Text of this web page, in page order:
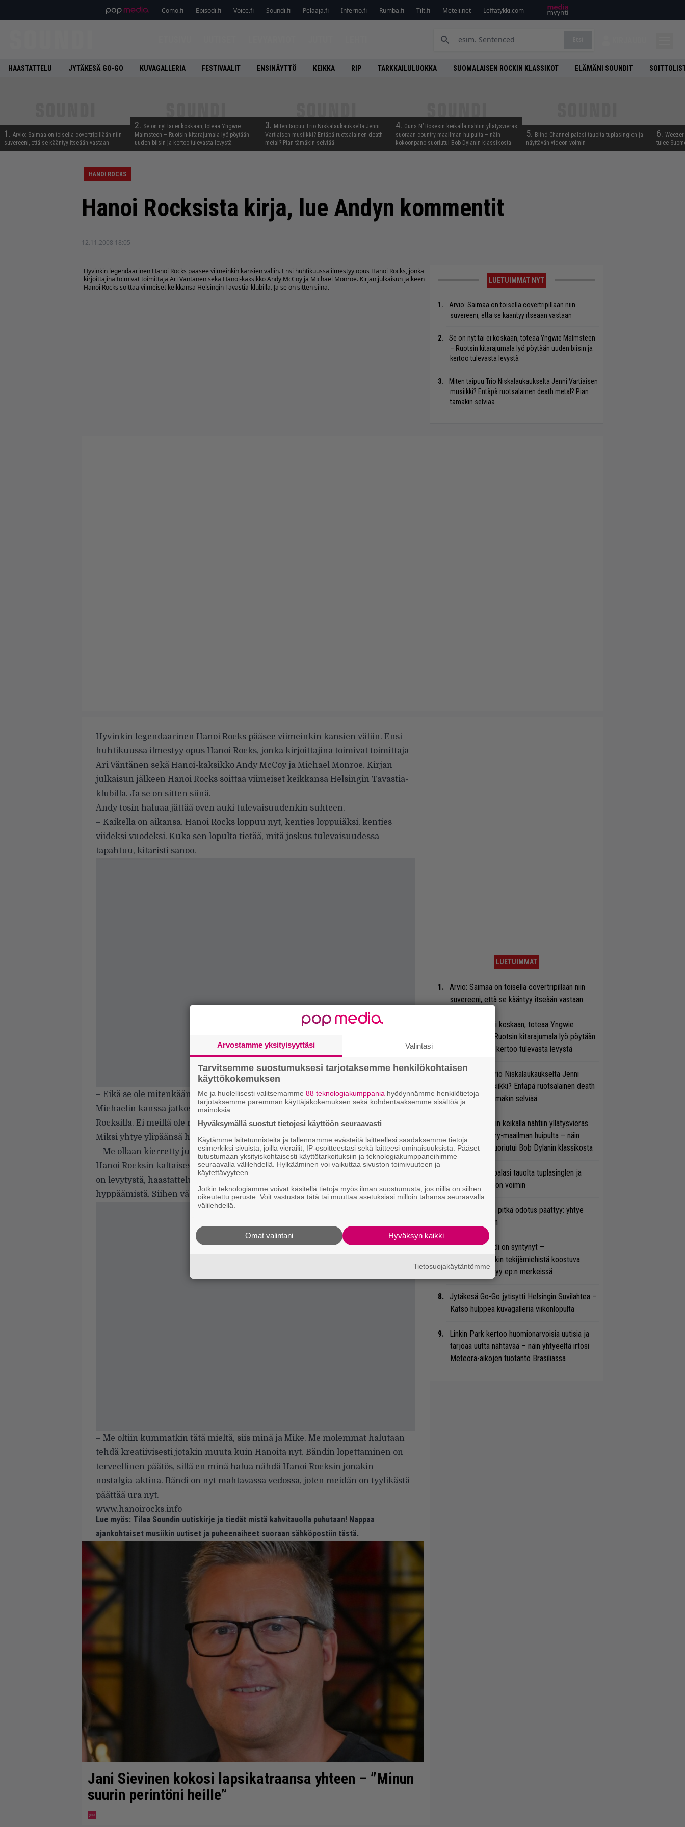
Como.fi Episodi.fi Voice.fi Soundi.fi Pelaaja.fi Inferno.fi Rumba.fi Tilt.fi Meteli.net Leffatykki.com
HAASTATTELU JYTÄKESÄ GO-GO KUVAGALLERIA FESTIVAALIT ENSINÄYTTÖ KEIKKA RIP TARKKAILULUOKKA SUOMALAISEN ROCKIN KLASSIKOT ELÄMÄNI SOUNDIT
1. Arvio: Saimaa on toisella covertripillään niin
suvereeni, että se kääntyy itseään vastaan
2. Se on nyt tai ei koskaan, toteaa Yngwie
Malmsteen – Ruotsin kitarajumala lyö pöytään
uuden biisin ja kertoo tulevasta levystä
3. Miten taipuu Trio Niskalaukaukselta Jenni
Vartiaisen musiikki? Entäpä ruotsalainen death
metal? Pian tämäkin selviää
4. Guns N’ Rosesin keikalla nähtiin yllätysvieras
suoraan country-maailman huipulta – näin
kokoonpano suoriutui Bob Dylanin klassikosta
5. Blind Channel palasi tauolta tuplasinglen ja
näyttävän videon voimin
6.
tulee
HANOI ROCKS
Hanoi Rocksista kirja, lue Andyn kommentit
12.11.2008 18:05
Hyvinkin legendaarinen Hanoi Rocks pääsee viimeinkin kansien väliin. Ensi huhtikuussa ilmestyy opus Hanoi Rocks, jonka
kirjoittajina toimivat toimittaja Ari Väntänen sekä Hanoi-kaksikko Andy McCoy ja Michael Monroe. Kirjan julkaisun jälkeen
Hanoi Rocks soittaa viimeiset keikkansa Helsingin Tavastia-klubilla. Ja se on sitten siinä.
LUETUIMMAT NYT
Arvio: Saimaa on toisella covertripillään niin
suvereeni, että se kääntyy itseään vastaan
Se on nyt tai ei koskaan, toteaa Yngwie Malmsteen
– Ruotsin kitarajumala lyö pöytään uuden biisin ja
kertoo tulevasta levystä
Miten taipuu Trio Niskalaukaukselta Jenni Vartiaisen
musiikki? Entäpä ruotsalainen death metal? Pian
tämäkin selviää
Hyvinkin legendaarinen Hanoi Rocks pääsee viimeinkin kansien väliin. Ensi
huhtikuussa ilmestyy opus Hanoi Rocks, jonka kirjoittajina toimivat toimittaja
Ari Väntänen sekä Hanoi-kaksikko Andy McCoy ja Michael Monroe. Kirjan
julkaisun jälkeen Hanoi Rocks soittaa viimeiset keikkansa Helsingin Tavastia-
klubilla. Ja se on sitten siinä.
Andy tosin haluaa jättää oven auki tulevaisuudenkin suhteen.
– Kaikella on aikansa. Hanoi Rocks loppuu nyt, kenties loppuiäksi, kenties
viideksi vuodeksi. Kuka sen lopulta tietää, mitä joskus tulevaisuudessa
tapahtuu, kitaristi sanoo.
– Eikä se ole mitenkään mahdotonta, että minä tekisin toisinaan musiikkia
Michaelin kanssa jatkossakin. SIis jollakin muulla nimellä kuin Hanoi
Rocksilla. Ei meillä ole riitoja.
Miksi yhtye ylipäänsä hajoaa? Orkesterihan on komeassa iskussa.
– Me ollaan kierretty jumalattoman tiukasti viimeiset vuodet. Ja jos sinä soitat
Hanoi Rocksin kaltaisessa yhtyeessä niin mihinkään muuhun ei jää aikaa. Se
on levytystä, haastatteluja, kiertämistä ja uudelleen samaan sykliin
hyppäämistä. Siihen väsyy.
– Me oltiin kummatkin tätä mieltä, siis minä ja Mike. Me molemmat halutaan
tehdä kreatiivisesti jotakin muuta kuin Hanoita nyt. Bändin lopettaminen on
terveellinen päätös, sillä en minä halua nähdä Hanoi Rocksin jonakin
nostalgia-aktina. Bändi on nyt mahtavassa vedossa, joten meidän on tyylikästä
päättää ura nyt.
www.hanoirocks.info
Lue myös: Tilaa Soundin uutiskirje ja tiedät mistä kahvitauolla puhutaan! Nappaa
ajankohtaiset musiikin uutiset ja puheenaiheet suoraan sähköpostiin tästä.
Jani Sievinen kokosi lapsikatraansa yhteen – ”Minun
suurin perintöni heille”
LUETUIMMAT
Arvio: Saimaa on toisella covertripillään niin
suvereeni, että se kääntyy itseään vastaan
Se on nyt tai ei koskaan, toteaa Yngwie
Malmsteen – Ruotsin kitarajumala lyö pöytään
uuden biisin ja kertoo tulevasta levystä
Miten taipuu Trio Niskalaukaukselta Jenni
Vartiaisen musiikki? Entäpä ruotsalainen death
metal? Pian tämäkin selviää
Guns N’ Rosesin keikalla nähtiin yllätysvieras
suoraan country-maailman huipulta – näin
kokoonpano suoriutui Bob Dylanin klassikosta
Blind Channel palasi tauolta tuplasinglen ja
näyttävän videon voimin
Weezer-fanien pitkä odotus päättyy: yhtye
tulee Suomeen
Uusi superbändi on syntynyt –
Vaihtoehtorockin tekijämiehistä koostuva
ryhmä esittäytyy ep:n merkeissä
Jytäkesä Go-Go jytisytti Helsingin Suvilahtea –
Katso hulppea kuvagalleria viikonlopulta
Linkin Park kertoo huomionarvoisia uutisia ja
tarjoaa uutta nähtävää – näin yhtyeeltä irtosi
Meteora-aikojen tuotanto Brasiliassa
Arvostamme yksityisyyttäsi Valintasi
Tarvitsemme suostumuksesi tarjotaksemme henkilökohtaisen
käyttökokemuksen
Me ja huolellisesti valitsemamme 88 teknologiakumppania hyödynnämme henkilötietoja
tarjotaksemme paremman käyttäjäkokemuksen sekä kohdentaaksemme sisältöä ja
mainoksia.
Hyväksymällä suostut tietojesi käyttöön seuraavasti
Käytämme laitetunnisteita ja tallennamme evästeitä laitteellesi saadaksemme tietoja
esimerkiksi sivuista, joilla vierailit, IP-osoitteestasi sekä laitteesi ominaisuuksista. Pääset
tutustumaan yksityiskohtaisesti käyttötarkoituksiin ja teknologiakumppaneihimme
seuraavalla välilehdellä. Hylkääminen voi vaikuttaa sivuston toimivuuteen ja
käytettävyyteen.
Jotkin teknologiamme voivat käsitellä tietoja myös ilman suostumusta, jos niillä on siihen
oikeutettu peruste. Voit vastustaa tätä tai muuttaa asetuksiasi milloin tahansa seuraavalla
välilehdellä.
Hyväksyn kaikki
Omat valintani
Tietosuojakäytäntömme